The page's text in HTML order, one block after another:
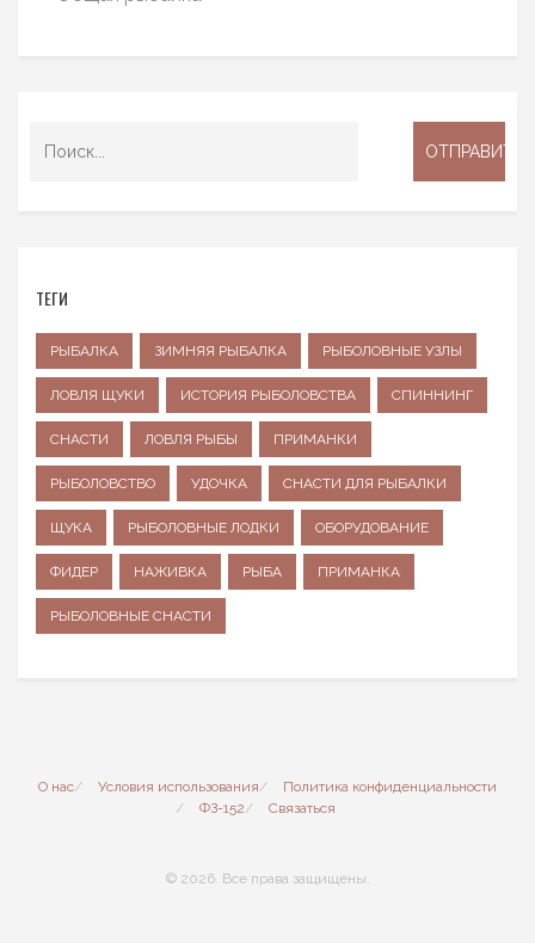
ТЕГИ
РЫБАЛКА ЗИМНЯЯ РЫБАЛКА РЫБОЛОВНЫЕ УЗЛЫ
ЛОВЛЯ ЩУКИ ИСТОРИЯ РЫБОЛОВСТВА СПИННИНГ
СНАСТИ ЛОВЛЯ РЫБЫ ПРИМАНКИ
РЫБОЛОВСТВО УДОЧКА СНАСТИ ДЛЯ РЫБАЛКИ
ЩУКА РЫБОЛОВНЫЕ ЛОДКИ ОБОРУДОВАНИЕ
ФИДЕР НАЖИВКА РЫБА ПРИМАНКА
РЫБОЛОВНЫЕ СНАСТИ
О нас Условия использования
Политика конфиденциальности
ФЗ-152
Связаться
© 2026. Все права защищены.